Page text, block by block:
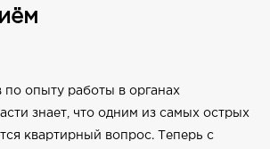
опыту работы в органах
знает, что одним из самых острых
квартирный вопрос. Теперь с